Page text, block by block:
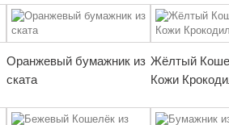
Оранжевый бумажник из
ската
Жёлтый
Кожи